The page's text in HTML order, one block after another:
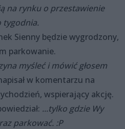
na rynku o przestawienie
tygodnia.
Sienny będzie wygrodzony,
parkowanie.
myśleć i mówić głosem
w komentarzu na
wspierający akcję.
...tylko gdzie Wy
parkować. :P